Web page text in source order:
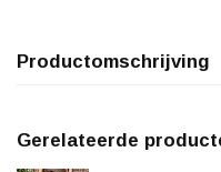
Productomschrijving
Gerelateerde